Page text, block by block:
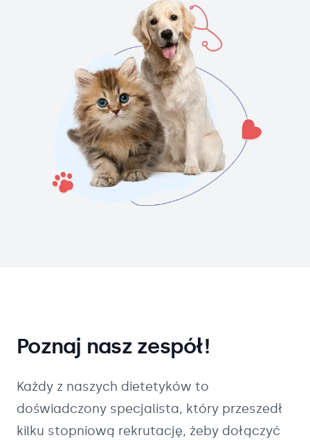
Poznaj nasz zespół!
Każdy z naszych dietetyków to
doświadczony specjalista, który przeszedł
kilku stopniową rekrutację, żeby dołączyć